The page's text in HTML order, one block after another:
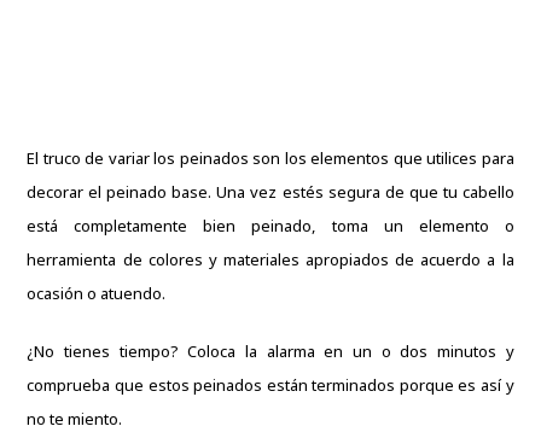
El truco de variar los peinados son los elementos que utilices para
decorar el peinado base. Una vez estés segura de que tu cabello
está completamente bien peinado, toma un elemento o
herramienta de colores y materiales apropiados de acuerdo a la
ocasión o atuendo.
¿No tienes tiempo? Coloca la alarma en un o dos minutos y
comprueba que estos peinados están terminados porque es así y
no te miento.